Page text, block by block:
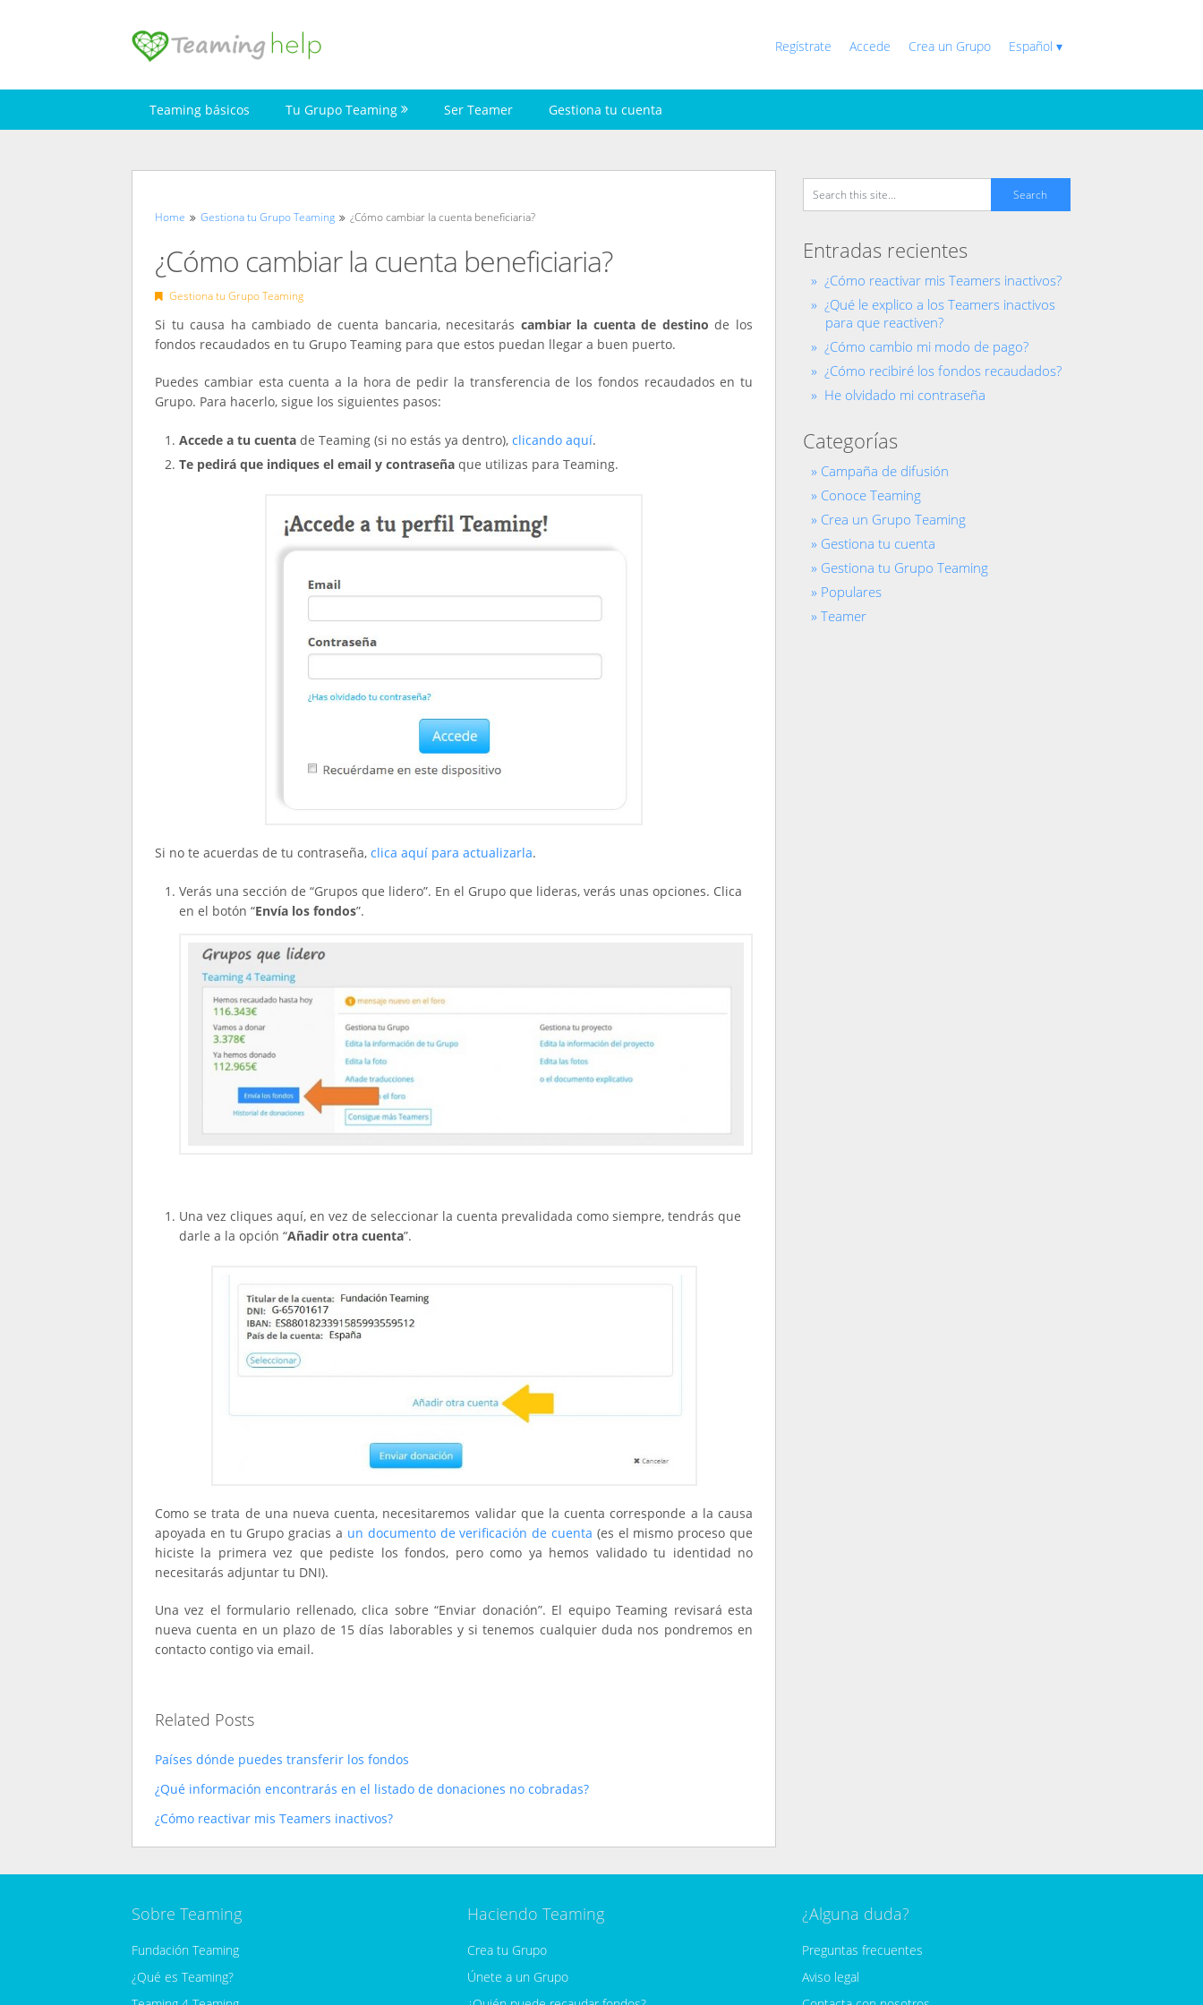
Regístrate Accede Crea un Grupo Español ▾
Teaming básicos Tu Grupo Teaming Ser Teamer Gestiona tu cuenta
Home Gestiona tu Grupo Teaming ¿Cómo cambiar la cuenta beneficiaria?
¿Cómo cambiar la cuenta beneficiaria?
Gestiona tu Grupo Teaming
Si tu causa ha cambiado de cuenta bancaria, necesitarás cambiar la cuenta de destino de los
fondos recaudados en tu Grupo Teaming para que estos puedan llegar a buen puerto.
Puedes cambiar esta cuenta a la hora de pedir la transferencia de los fondos recaudados en tu
Grupo. Para hacerlo, sigue los siguientes pasos:
Accede a tu cuenta de Teaming (si no estás ya dentro), clicando aquí.
Te pedirá que indiques el email y contraseña que utilizas para Teaming.
Si no te acuerdas de tu contraseña, clica aquí para actualizarla.
Verás una sección de “Grupos que lidero”. En el Grupo que lideras, verás unas opciones. Clica
en el botón “Envía los fondos”.
Una vez cliques aquí, en vez de seleccionar la cuenta prevalidada como siempre, tendrás que
darle a la opción “Añadir otra cuenta”.
Como se trata de una nueva cuenta, necesitaremos validar que la cuenta corresponde a la causa
apoyada en tu Grupo gracias a un documento de verificación de cuenta (es el mismo proceso que
hiciste la primera vez que pediste los fondos, pero como ya hemos validado tu identidad no
necesitarás adjuntar tu DNI).
Una vez el formulario rellenado, clica sobre “Enviar donación”. El equipo Teaming revisará esta
nueva cuenta en un plazo de 15 días laborables y si tenemos cualquier duda nos pondremos en
contacto contigo via email.
Related Posts
Países dónde puedes transferir los fondos
¿Qué información encontrarás en el listado de donaciones no cobradas?
¿Cómo reactivar mis Teamers inactivos?
Entradas recientes
¿Cómo reactivar mis Teamers inactivos?
¿Qué le explico a los Teamers inactivos
para que reactiven?
¿Cómo cambio mi modo de pago?
¿Cómo recibiré los fondos recaudados?
He olvidado mi contraseña
Categorías
Campaña de difusión
Conoce Teaming
Crea un Grupo Teaming
Gestiona tu cuenta
Gestiona tu Grupo Teaming
Populares
Teamer
Sobre Teaming
Fundación Teaming
¿Qué es Teaming?
Haciendo Teaming
Crea tu Grupo
Únete a un Grupo
¿Alguna duda?
Preguntas frecuentes
Aviso legal